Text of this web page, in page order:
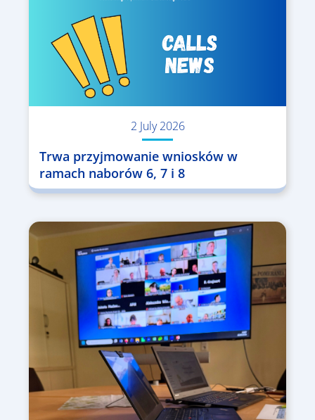
2 July 2026
Trwa przyjmowanie wniosków w
ramach naborów 6, 7 i 8